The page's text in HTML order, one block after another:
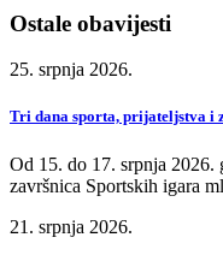
Ostale obavijesti
25. srpnja 2026.
Tri dana sporta, prijateljstva i
Od 15. do 17. srpnja 2026.
završnica Sportskih igara
21. srpnja 2026.